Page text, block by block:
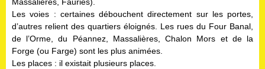
Les voies : certaines débouchent directement sur les portes,
d’autres relient des quartiers éloignés. Les rues du Four Banal,
de l’Orme, du Péannez, Massalières, Chalon Mors et de la
Forge (ou Farge) sont les plus animées.
Les places : il existait plusieurs places.